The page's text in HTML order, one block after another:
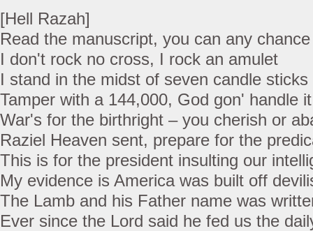
[Hell Razah]
Read the manuscript, you can any
I don't rock no cross, I rock an amulet
I stand in the midst of seven candle sticks
Tamper with a 144,000, God gon' handle it
War's for the birthright – you cherish or
Raziel Heaven sent, prepare for the
This is for the president insulting our
My evidence is America was built off
The Lamb and his Father name was
Ever since the Lord said he fed us the